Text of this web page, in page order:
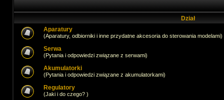
Dział
Aparatury
(Aparatury, odbiorniki i inne przydatne akcesoria do sterowania modelami)
Serwa
(Pytania i odpowiedzi związane z serwami)
Akumulatorki
(Pytania i odpowiedzi związane z akumulatorkami)
Regulatory
(Jaki i do czego? )